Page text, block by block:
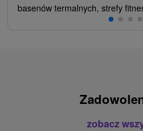
basenów termalnych, strefy
zobacz